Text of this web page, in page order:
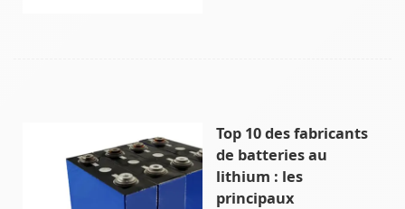
Top 10 des fabricants
de batteries au
lithium : les
principaux